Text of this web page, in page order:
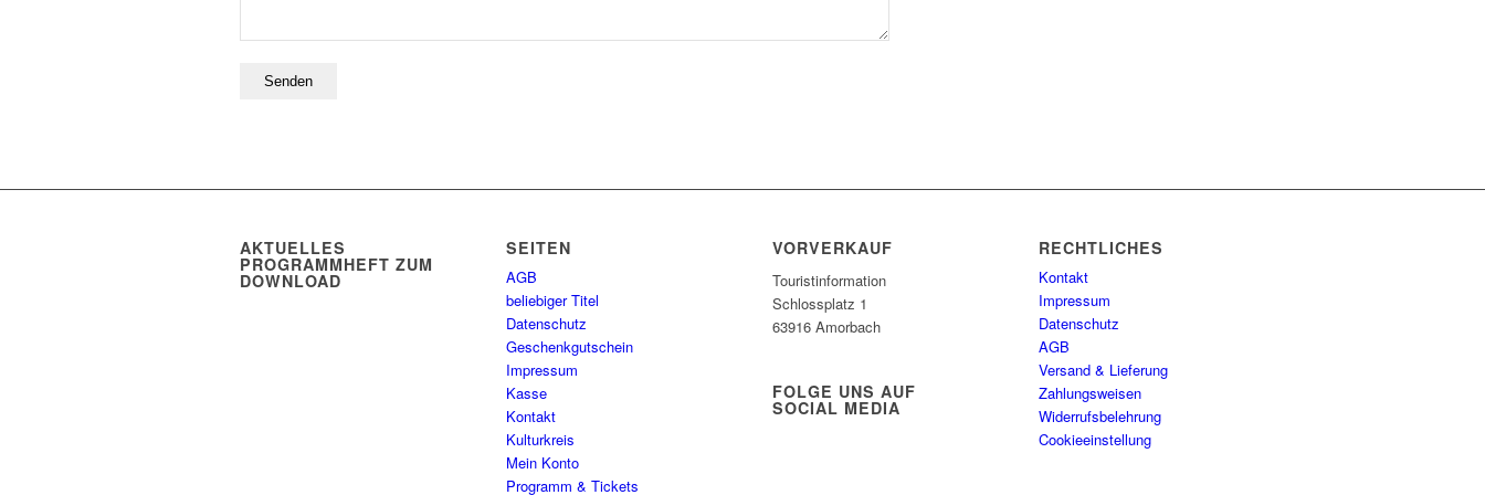
AKTUELLES
PROGRAMMHEFT ZUM
DOWNLOAD
SEITEN
AGB
beliebiger Titel
Datenschutz
Geschenkgutschein
Impressum
Kasse
Kontakt
Kulturkreis
Mein Konto
Programm & Tickets
VORVERKAUF
Touristinformation
Schlossplatz 1
63916 Amorbach
FOLGE UNS AUF
SOCIAL MEDIA
RECHTLICHES
Kontakt
Impressum
Datenschutz
AGB
Versand & Lieferung
Zahlungsweisen
Widerrufsbelehrung
Cookieeinstellung